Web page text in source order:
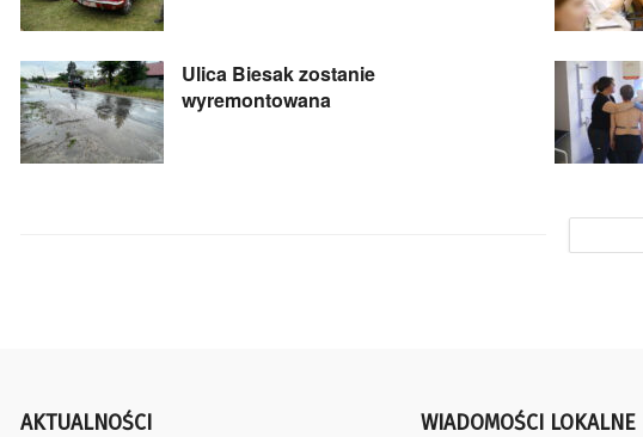
Ulica Biesak zostanie
wyremontowana
AKTUALNOŚCI WIADOMOŚCI LOKALNE